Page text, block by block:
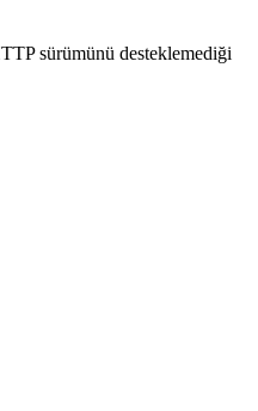
sürümünü desteklemediği